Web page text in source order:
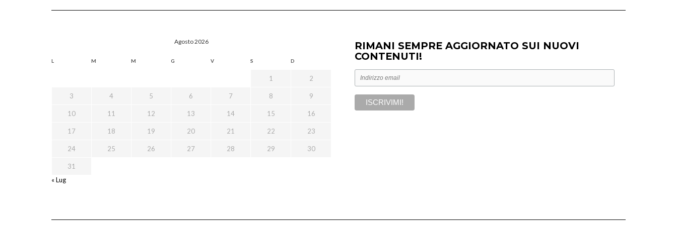
Agosto 2026
L M M G V S D
1 2
3 4 5 6 7 8 9
10 11 12 13 14 15 16
17 18 19 20 21 22 23
24 25 26 27 28 29 30
31
« Lug
RIMANI SEMPRE AGGIORNATO SUI NUOVI
CONTENUTI!